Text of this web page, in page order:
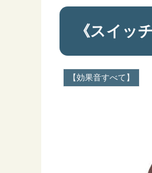
《スイッ
【効果音すべて】